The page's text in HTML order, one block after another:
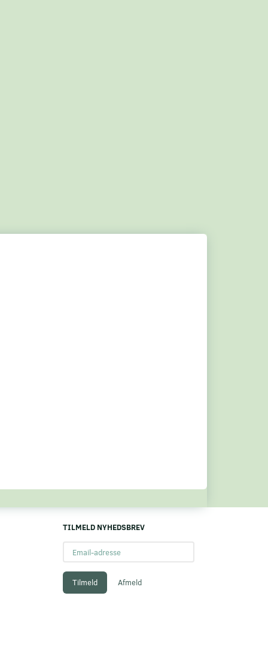
TILMELD NYHEDSBREV
adresse
Tilmeld Afmeld